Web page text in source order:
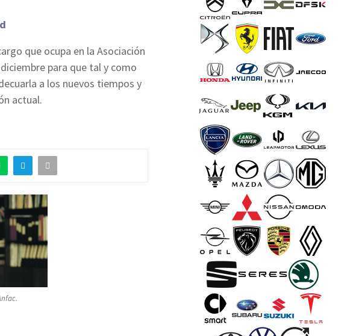
que ocupa en la Asociación
para que tal y como
a los nuevos tiempos y
actual.